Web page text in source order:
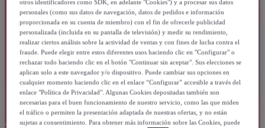
otros identificadores como SDK, en adelante "Cookies") y a procesar sus datos
personales (como sus datos de navegación, datos de pedidos e información
proporcionada en su cuenta de miembro) con el fin de ofrecerle publicidad
personalizada (incluida en su pantalla de televisión) y medir su rendimiento,
realizar ciertos análisis sobre la actividad de ventas y con fines de lucha contra el
fraude. Puede elegir entre estos diferentes usos haciendo clic en "Configurar" o
rechazar todo haciendo clic en el botón "Continuar sin aceptar". Sus elecciones se
aplican solo a este navegador y/o dispositivo. Puede cambiar sus opciones en
cualquier momento haciendo clic en el enlace “Configurar” accesible a través del
enlace "Política de Privacidad". Algunas Cookies depositadas también son
necesarias para el buen funcionamiento de nuestro servicio, como las que miden
el tráfico o permiten la presentación adaptada de nuestras ofertas, y no están
sujetas a consentimiento. Para obtener más información sobre las Cookies, puede